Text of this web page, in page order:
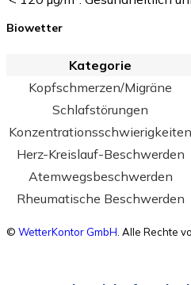
Biowetter
Kategorie
Kopfschmerzen/Migräne
Schlafstörungen
Konzentrationsschwierigkeiten
Herz-Kreislauf-Beschwerden
Atemwegsbeschwerden
Rheumatische Beschwerden
© WetterKontor GmbH . Alle Rechte